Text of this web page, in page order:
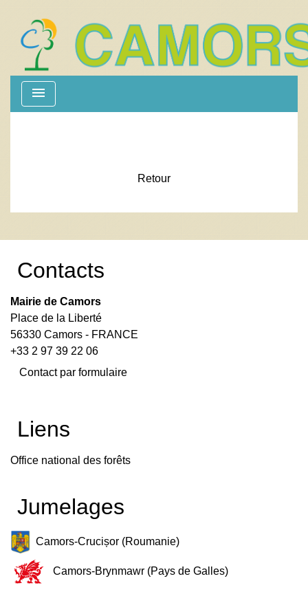
menu
Retour
Contacts
Mairie de Camors
Place de la Liberté
56330 Camors - FRANCE
+33 2 97 39 22 06
Contact par formulaire
Liens
Office national des forêts
Jumelages
Camors-Crucișor (Roumanie)
Camors-Brynmawr (Pays de Galles)